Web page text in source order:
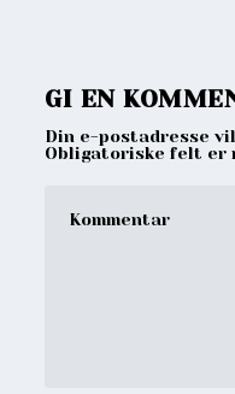
GI EN
Din e-postadresse
Obligatoriske felt er